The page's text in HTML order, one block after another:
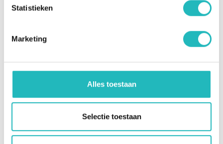
Statistieken
Marketing
Alles toestaan
Selectie toestaan
Straatnaam